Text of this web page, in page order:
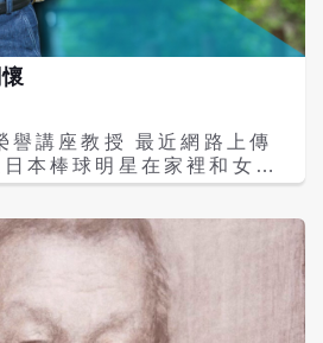
授 最近網路上傳
本棒球明星在家裡和女兒
的行為。這個女兒和一個
心。沒有想到的是，這個
告訴警察，其結果是這位
他的女兒痛哭流涕，後悔
，我卻要提醒大家，這件